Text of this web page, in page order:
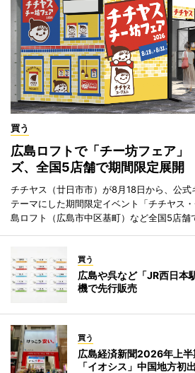
買う
広島ロフトで「チー坊フェア
ズ、全国5店舗で期間限定展開
チチヤス（廿日市市）が8月18日から、公
テーマにした期間限定イベント「チチヤス
島ロフト（広島市中区基町）など全国5店舗
買う
広島や呉など「JR西日本
機で先行販売
買う
広島経済新聞2026年上
「イオシス」中国地方初